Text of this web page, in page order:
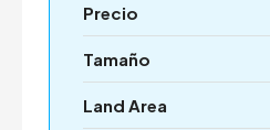
Precio
Tamaño
Land Area